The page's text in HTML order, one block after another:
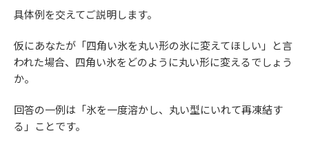
具体例を交えてご説明します。
仮にあなたが「四角い氷を丸い形の氷に変えてほしい」と言
われた場合、四角い氷をどのように丸い形に変えるでしょう
か。
回答の一例は「氷を一度溶かし、丸い型にいれて再凍結す
る」ことです。